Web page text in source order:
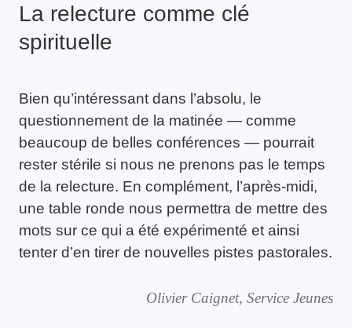
La relecture comme clé
spirituelle
Bien qu’intéressant dans l’absolu, le
questionnement de la matinée — comme
beaucoup de belles conférences — pourrait
rester stérile si nous ne prenons pas le temps
de la relecture. En complément, l’après-midi,
une table ronde nous permettra de mettre des
mots sur ce qui a été expérimenté et ainsi
tenter d’en tirer de nouvelles pistes pastorales.
Olivier Caignet, Service Jeunes